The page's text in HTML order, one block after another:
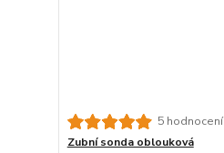
5 hodnocení
Zubní sonda oblouková